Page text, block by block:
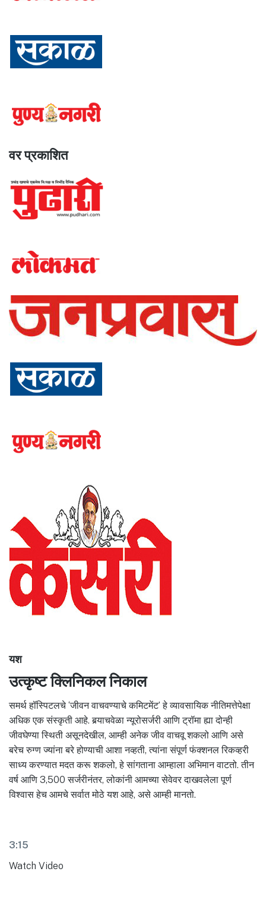
वर प्रकाशित
यश
उत्कृष्ट क्लिनिकल निकाल
समर्थ हॉस्पिटलचे ‘जीवन वाचवण्याचे कमिटमेंट’ हे व्यावसायिक नीतिमत्तेपेक्षा
अधिक एक संस्कृती आहे. बर्‍याचवेळा न्यूरोसर्जरी आणि ट्रॉमा ह्या दोन्ही
जीवघेण्या स्थिती असूनदेखील, आम्ही अनेक जीव वाचवू शकलो आणि असे
बरेच रुग्ण ज्यांना बरे होण्याची आशा नव्हती, त्यांना संपूर्ण फंक्शनल रिकव्हरी
साध्य करण्यात मदत करू शकलो, हे सांगताना आम्हाला अभिमान वाटतो. तीन
वर्ष आणि 3,500 सर्जरीनंतर, लोकांनी आमच्या सेवेवर दाखवलेला पूर्ण
विश्वास हेच आमचे सर्वात मोठे यश आहे, असे आम्ही मानतो.
3:15
Watch Video